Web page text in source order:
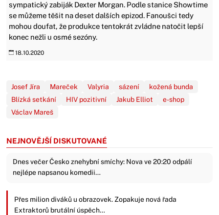
sympatický zabiják Dexter Morgan. Podle stanice Showtime
se můžeme těšit na deset dalších epizod. Fanoušci tedy
mohou doufat, že produkce tentokrát zvládne natočit lepší
konec nežli u osmé sezóny.
18.10.2020
Josef Jíra Mareček Valyria sázení
kožená bunda
Blízká setkání
HIV pozitivní Jakub Elliot
e-shop
Václav Mareš
NEJNOVĚJŠÍ DISKUTOVANÉ
Dnes večer Česko znehybní smíchy: Nova ve 20:20 odpálí
nejlépe napsanou komedii…
Přes milion diváků u obrazovek. Zopakuje nová řada
Extraktorů brutální úspěch…